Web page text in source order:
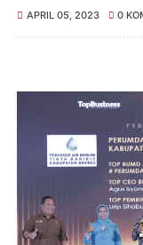
APRIL 05, 2023 0